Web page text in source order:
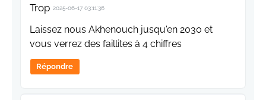
Trop 2025-06-17 03:11:36
Laissez nous Akhenouch jusqu'en 2030 et
vous verrez des faillites à 4 chiffres
Répondre